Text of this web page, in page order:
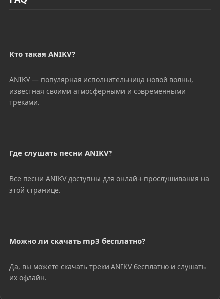
Кто такая ANIKV?
ANIKV — популярная исполнительница новой волны,
известная своими атмосферными и современными
треками.
Где слушать песни ANIKV?
Все песни ANIKV доступны для онлайн-прослушивания на
этой странице.
Можно ли скачать mp3 бесплатно?
Да, вы можете скачать треки ANIKV бесплатно и слушать
их офлайн.